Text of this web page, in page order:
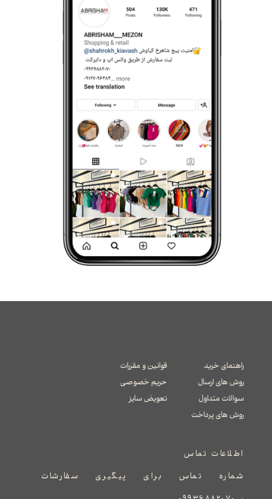
راهنمای خرید
روش های ارسال
سوالات متداول
​​​​​​​روش های پرداخت
قوانین و مقررات
حریم خصوصی
تعویض سایز
اطلاعات تماس
شماره تماس برای پیگیری سفارشات